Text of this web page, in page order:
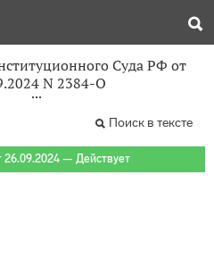
Суда РФ от
N 2384-О
Поиск в тексте
26.09.2024 — Действует